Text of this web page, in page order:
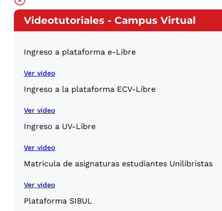
Videotutoriales - Campus Virtual
Ingreso a plataforma e-Libre
Ver video
Ingreso a la plataforma ECV-Libre
Ver video
Ingreso a UV-Libre
Ver video
Matricula de asignaturas estudiantes Unilibristas
Ver video
Plataforma SIBUL